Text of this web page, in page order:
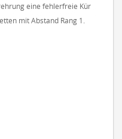
eine fehlerfreie Kür
mit Abstand Rang 1.